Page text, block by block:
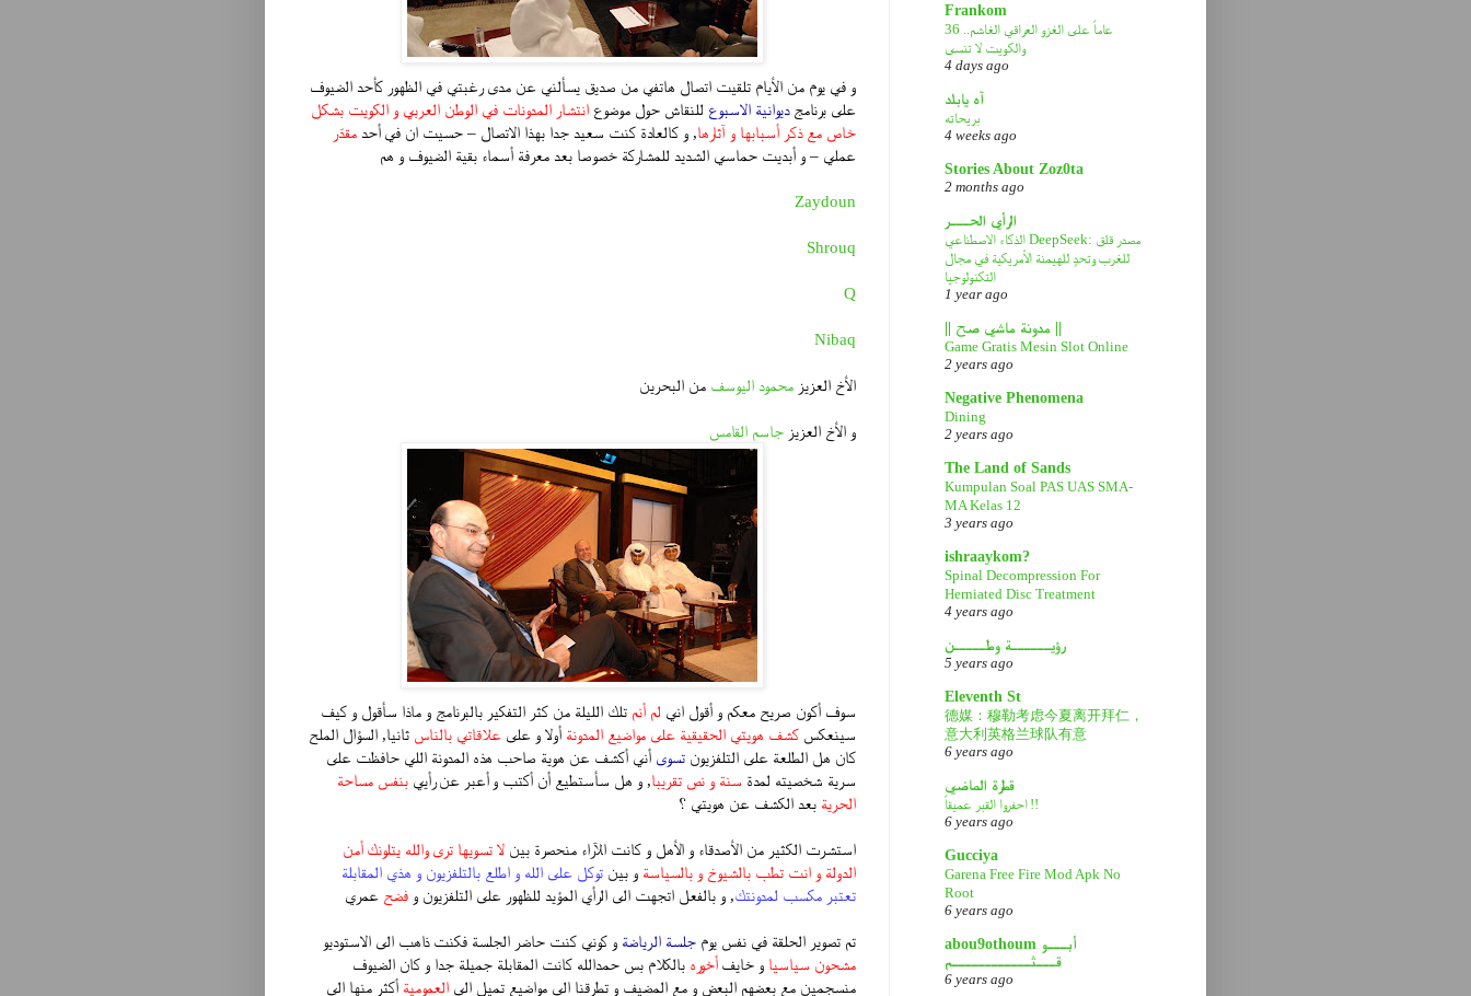
و في يوم من الأيام تلقيت اتصال هاتفي من صديق يسألني عن مدى رغبتي في الظهور كأحد الضيوف
على برنامجديوانية الاسبوع للنقاش حول موضوع انتشار المدونات في الوطن العربي و الكويت بشكل
خاص مع ذكر أسبابها و آثارها, و كالعادة كنت سعيد جدا بهذا الاتصال – حسيت ان في أحد مقدّر
عملي – و أبديت حماسي الشديد للمشاركة خصوصا بعد معرفة أسماء بقية الضيوف و هم
Zaydoun
Shrouq
Q
Nibaq
الأخ العزيز محمود اليوسف من البحرين
و الأخ العزيز جاسم القامس
سوف أكون صريح معكم و أقول اني لم أنم تلك الليلة من كثر التفكير بالبرنامج و ماذا سأقول و كيف
سينعكس كشف هويتي الحقيقية على مواضيع المدونة أولا و على علاقاتي بالناس ثانيا, السؤال الملح
كان هل الطلعة على التلفزيون تسوى أني أكشف عن هوية صاحب هذه المدونة اللي حافظت على
سرية شخصيته لمدة سنة و نص تقريبا, و هل سأستطيع أن أكتب و أعبر عن رأيي بنفس مساحة
الحرية بعد الكشف عن هويتي ؟
استشرت الكثير من الأصدقاء و الأهل و كانت الآراء منحصرة بين لا تسويها ترى والله يتلونك أمن
الدولة و انت تطب بالشيوخ و بالسياسة و بين توكل على الله و اطلع بالتلفزيون و هذي المقابلة
تعتبر مكسب لمدونتك, و بالفعل اتجهت الى الرأي المؤيد للظهور على التلفزيون و فضح عمري
تم تصوير الحلقة في نفس يوم جلسة الرياضة و كوني كنت حاضر الجلسة فكنت ذاهب الى الاستوديو
مشحون سياسيا و خايف أخوره بالكلام بس حمدالله كانت المقابلة جميلة جدا و كان الضيوف
منسجمين مع بعضهم البعض و مع المضيف و تطرقنا الى مواضيع تميل الى العمومية أكثر منها الى
Frankom
36 عاماً على الغزو العراقي الغاشم..
والكويت لا تنسى
4 days ago
آه يابلد
بريحاته
4 weeks ago
Stories About Zoz0ta
2 months ago
الرأي الحـــر
الذكاء الاصطناعي DeepSeek: مصدر قلق
للغرب وتحدٍ للهيمنة الأمريكية في مجال
التكنولوجيا
1 year ago
|| مدونة ماشي صح ||
Game Gratis Mesin Slot Online
2 years ago
Negative Phenomena
Dining
2 years ago
The Land of Sands
Kumpulan Soal PAS UAS SMA-
MA Kelas 12
3 years ago
ishraaykom?
Spinal Decompression For
Herniated Disc Treatment
4 years ago
رؤيــــــة وطـــــن
5 years ago
Eleventh St
德媒：穆勒考虑今夏离开拜仁，
意大利英格兰球队有意
6 years ago
قطرة الماضي
احفروا القبر عميقاً !!
6 years ago
Gucciya
Garena Free Fire Mod Apk No
Root
6 years ago
abou9othoum أبـــو
قـــثــــــــــــم
6 years ago